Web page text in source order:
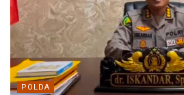
POLDA